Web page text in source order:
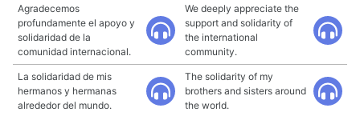
Agradecemos
profundamente el apoyo y
solidaridad de la
comunidad internacional.
We deeply appreciate the
support and solidarity of
the international
community.
La solidaridad de mis
hermanos y hermanas
alrededor del mundo.
The solidarity of my
brothers and sisters around
the world.